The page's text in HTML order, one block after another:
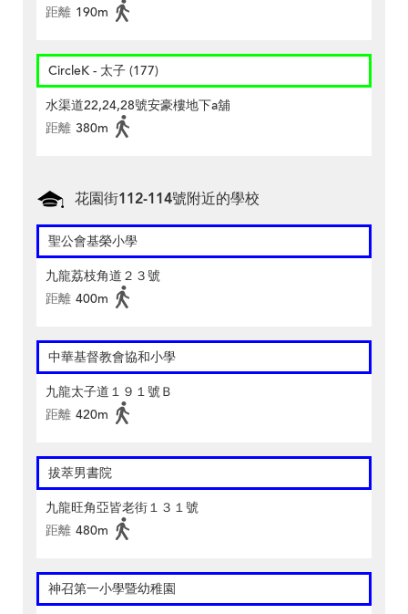
距離 190m
CircleK - 太子 (177)
水渠道22,24,28號安豪樓地下a舖
距離 380m
花園街112-114號附近的學校
聖公會基榮小學
九龍荔枝角道２３號
距離 400m
中華基督教會協和小學
九龍太子道１９１號Ｂ
距離 420m
拔萃男書院
九龍旺角亞皆老街１３１號
距離 480m
神召第一小學暨幼稚園